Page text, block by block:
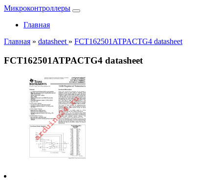
Микроконтроллеры
Главная
Главная » datasheet » FCT162501ATPACTG4 datasheet
FCT162501ATPACTG4 datasheet